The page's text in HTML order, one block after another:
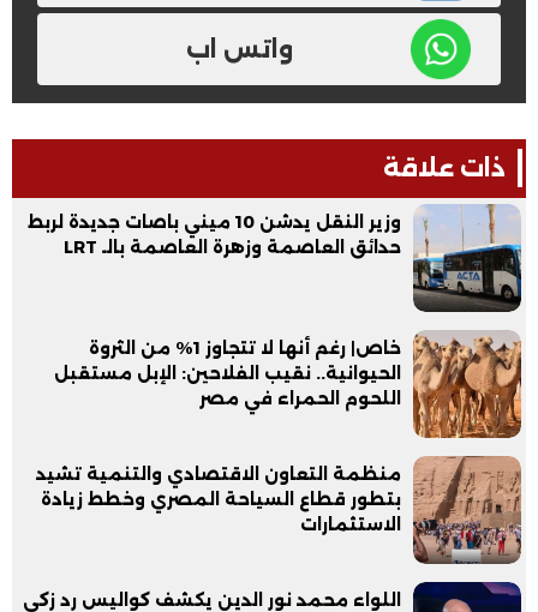
واتس اب
ذات علاقة
وزير النقل يدشن 10 ميني باصات جديدة لربط
حدائق العاصمة وزهرة العاصمة بالـ LRT
خاص| رغم أنها لا تتجاوز 1% من الثروة
الحيوانية.. نقيب الفلاحين: الإبل مستقبل
اللحوم الحمراء في مصر
منظمة التعاون الاقتصادي والتنمية تشيد
بتطور قطاع السياحة المصري وخطط زيادة
الاستثمارات
اللواء محمد نور الدين يكشف كواليس رد زكي